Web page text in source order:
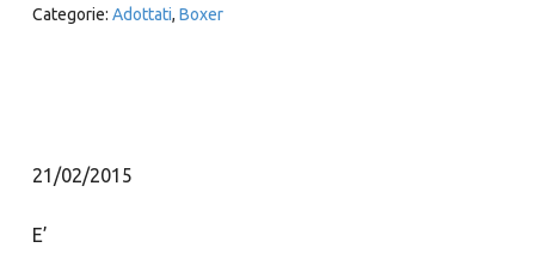
Categorie: Adottati, Boxer
21/02/2015
E’